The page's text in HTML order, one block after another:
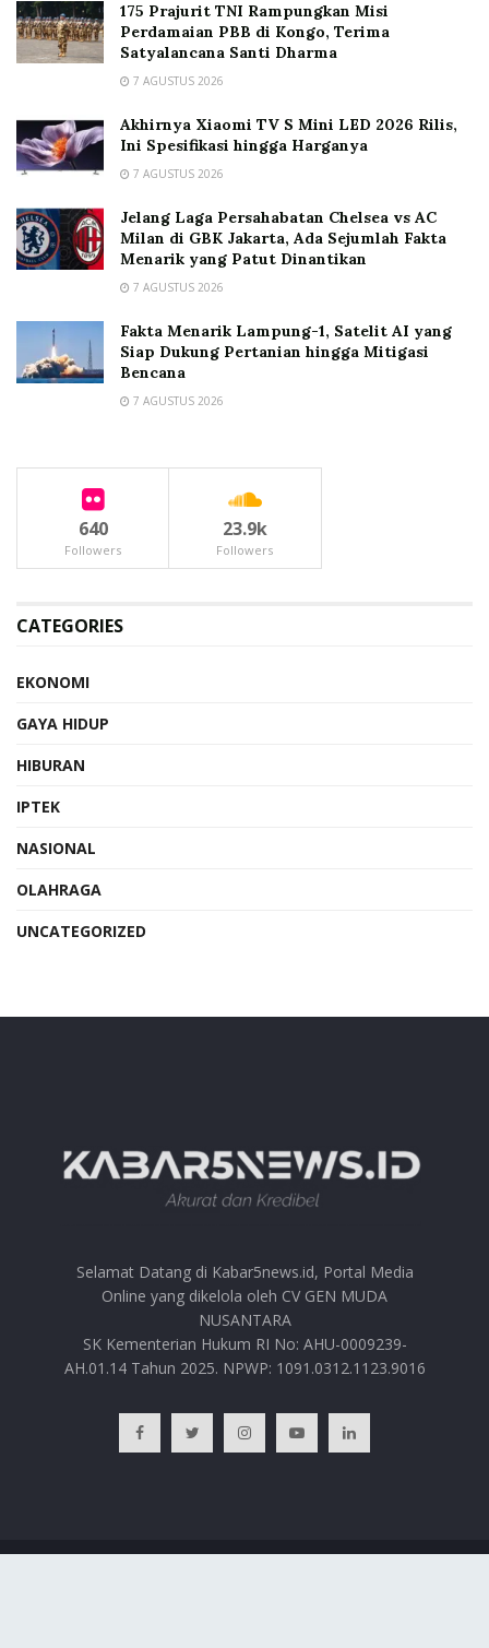
175 Prajurit TNI Rampungkan Misi
Perdamaian PBB di Kongo, Terima
Satyalancana Santi Dharma
7 AGUSTUS 2026
Akhirnya Xiaomi TV S Mini LED 2026 Rilis,
Ini Spesifikasi hingga Harganya
7 AGUSTUS 2026
Jelang Laga Persahabatan Chelsea vs AC
Milan di GBK Jakarta, Ada Sejumlah Fakta
Menarik yang Patut Dinantikan
7 AGUSTUS 2026
Fakta Menarik Lampung-1, Satelit AI yang
Siap Dukung Pertanian hingga Mitigasi
Bencana
7 AGUSTUS 2026
640
Followers
23.9k
Followers
CATEGORIES
EKONOMI
GAYA HIDUP
HIBURAN
IPTEK
NASIONAL
OLAHRAGA
UNCATEGORIZED
Selamat Datang di Kabar5news.id, Portal Media
Online yang dikelola oleh CV GEN MUDA
NUSANTARA
SK Kementerian Hukum RI No: AHU-0009239-
AH.01.14 Tahun 2025. NPWP: 1091.0312.1123.9016